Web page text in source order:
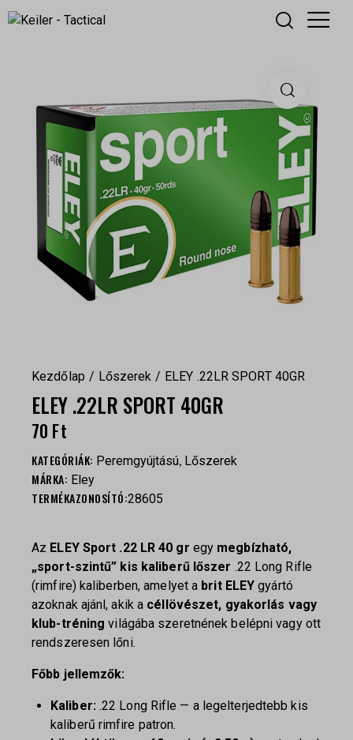
Kezdőlap Lőszerek ELEY .22LR SPORT 40GR
ELEY .22LR SPORT 40GR
70 Ft
KATEGÓRIÁK: Peremgyújtású, Lőszerek
MÁRKA: Eley
TERMÉKAZONOSÍTÓ:28605
Az ELEY Sport .22 LR 40 gr egy megbízható,
„sport-szintű” kis kaliberű lőszer .22 Long Rifle
(rimfire) kaliberben, amelyet a brit ELEY gyártó
azoknak ajánl, akik a céllövészet, gyakorlás vagy
klub-tréning világába szeretnének belépni vagy ott
rendszeresen lőni.
Főbb jellemzők:
Kaliber: .22 Long Rifle — a legelterjedtebb kis
kaliberű rimfire patron.